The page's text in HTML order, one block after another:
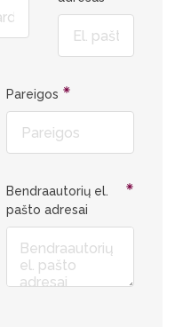
Pareigos
Bendraautorių el.
pašto adresai